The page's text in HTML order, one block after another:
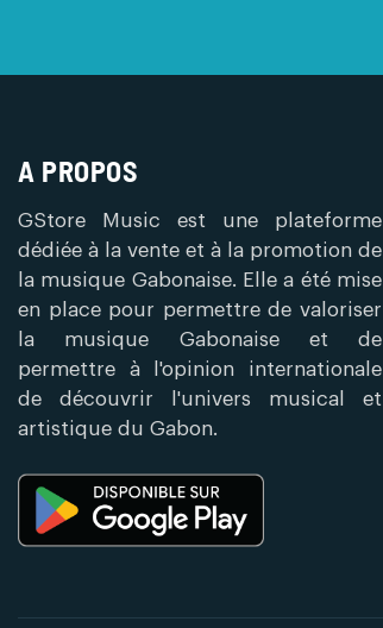
A PROPOS
GStore Music est une plateforme
dédiée à la vente et à la promotion de
la musique Gabonaise. Elle a été mise
en place pour permettre de valoriser
la musique Gabonaise et de
permettre à l'opinion internationale
de découvrir l'univers musical et
artistique du Gabon.